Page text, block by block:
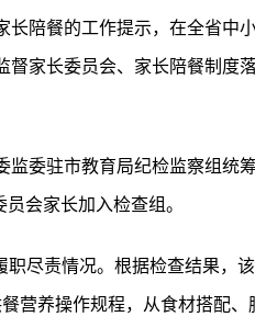
陪餐的工作提示，在全省中
家长委员会、家长陪餐制度
委驻市教育局纪检监察组统
会家长加入检查组。
尽责情况。根据检查结果，
营养操作规程，从食材搭配